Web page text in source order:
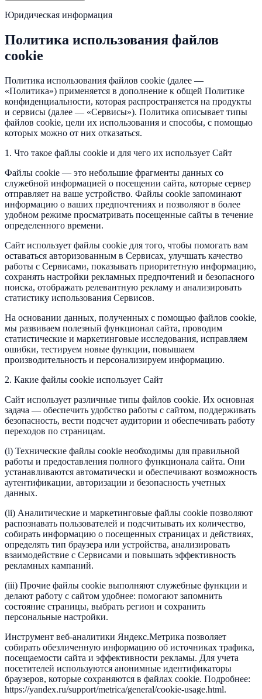
Юридическая информация
Политика использования файлов
cookie
Политика использования файлов cookie (далее —
«Политика») применяется в дополнение к общей Политике
конфиденциальности, которая распространяется на продукты
и сервисы (далее — «Сервисы»). Политика описывает типы
файлов cookie, цели их использования и способы, с помощью
которых можно от них отказаться.
1. Что такое файлы cookie и для чего их использует Сайт
Файлы cookie — это небольшие фрагменты данных со
служебной информацией о посещении сайта, которые сервер
отправляет на ваше устройство. Файлы cookie запоминают
информацию о ваших предпочтениях и позволяют в более
удобном режиме просматривать посещенные сайты в течение
определенного времени.
Сайт использует файлы cookie для того, чтобы помогать вам
оставаться авторизованным в Сервисах, улучшать качество
работы с Сервисами, показывать приоритетную информацию,
сохранять настройки рекламных предпочтений и безопасного
поиска, отображать релевантную рекламу и анализировать
статистику использования Сервисов.
На основании данных, полученных с помощью файлов cookie,
мы развиваем полезный функционал сайта, проводим
статистические и маркетинговые исследования, исправляем
ошибки, тестируем новые функции, повышаем
производительность и персонализируем информацию.
2. Какие файлы cookie использует Сайт
Сайт использует различные типы файлов cookie. Их основная
задача — обеспечить удобство работы с сайтом, поддерживать
безопасность, вести подсчет аудитории и обеспечивать работу
переходов по страницам.
(i) Технические файлы cookie необходимы для правильной
работы и предоставления полного функционала сайта. Они
устанавливаются автоматически и обеспечивают возможность
аутентификации, авторизации и безопасность учетных
данных.
(ii) Аналитические и маркетинговые файлы cookie позволяют
распознавать пользователей и подсчитывать их количество,
собирать информацию о посещенных страницах и действиях,
определять тип браузера или устройства, анализировать
взаимодействие с Сервисами и повышать эффективность
рекламных кампаний.
(iii) Прочие файлы cookie выполняют служебные функции и
делают работу с сайтом удобнее: помогают запомнить
состояние страницы, выбрать регион и сохранить
персональные настройки.
Инструмент веб-аналитики Яндекс.Метрика позволяет
собирать обезличенную информацию об источниках трафика,
посещаемости сайта и эффективности рекламы. Для учета
посетителей используются анонимные идентификаторы
браузеров, которые сохраняются в файлах cookie. Подробнее:
https://yandex.ru/support/metrica/general/cookie-usage.html.